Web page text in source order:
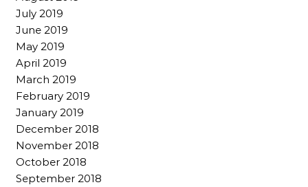
July 2019
June 2019
May 2019
April 2019
March 2019
February 2019
January 2019
December 2018
November 2018
October 2018
September 2018